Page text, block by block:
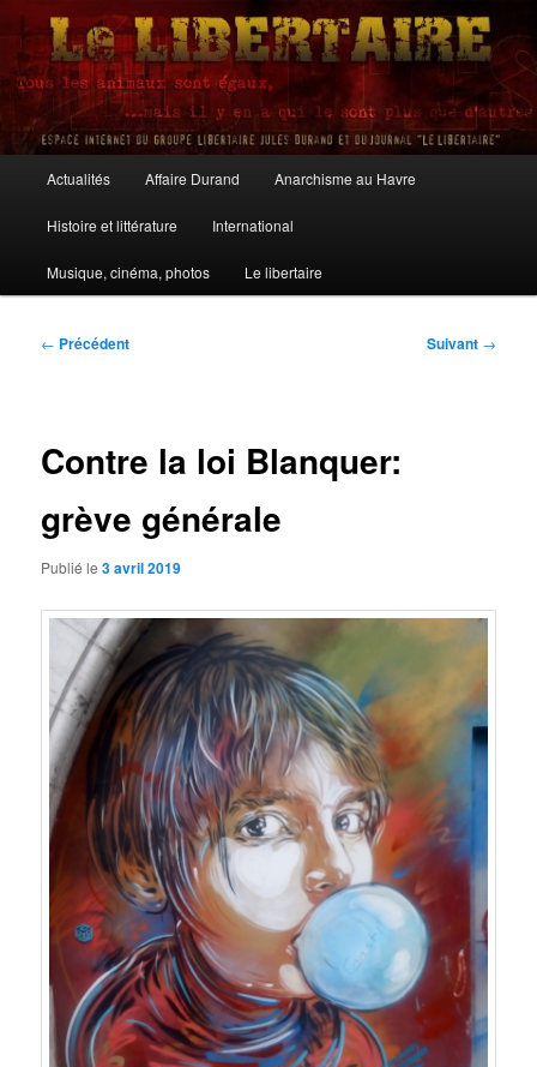
Aller
contenu
principalLe Libertaire
principal
Actualités Affaire Durand Anarchisme au Havre
Histoire et littérature International
Musique, cinéma, photos Le libertaire
Navigation
← Précédent Suivant →
Contre la loi Blanquer:
grève générale
Publié le3 avril 2019